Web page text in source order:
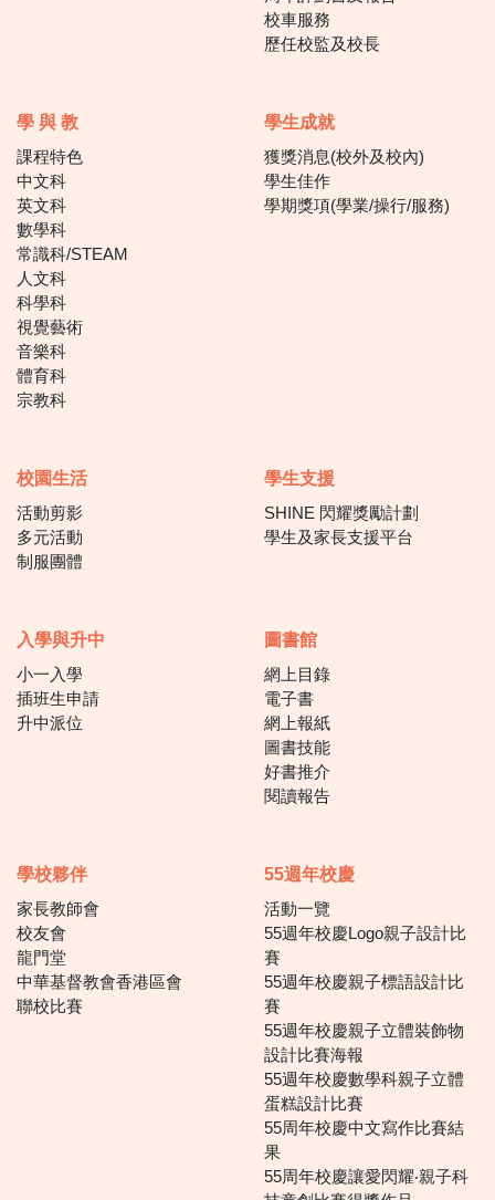
校車服務
歷任校監及校長
學 與 教
課程特色
中文科
英文科
數學科
常識科/STEAM
人文科
科學科
視覺藝術
音樂科
體育科
宗教科
學生成就
獲獎消息(校外及校內)
學生佳作
學期獎項(學業/操行/服務)
校園生活
活動剪影
多元活動
制服團體
學生支援
SHINE 閃耀獎勵計劃
學生及家長支援平台
入學與升中
小一入學
插班生申請
升中派位
圖書館
網上目錄
電子書
網上報紙
圖書技能
好書推介
閱讀報告
學校夥伴
家長教師會
校友會
龍門堂
中華基督教會香港區會
聯校比賽
55週年校慶
活動一覽
55週年校慶Logo親子設計比
賽
55週年校慶親子標語設計比
賽
55週年校慶親子立體裝飾物
設計比賽海報
55週年校慶數學科親子立體
蛋糕設計比賽
55周年校慶中文寫作比賽結
果
55周年校慶讓愛閃耀‧親子科